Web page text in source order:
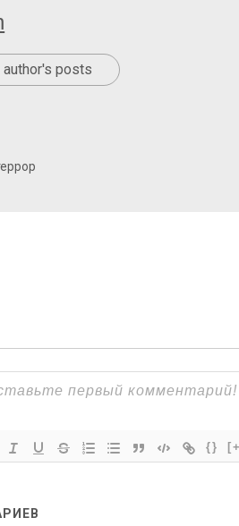
author's posts
{}